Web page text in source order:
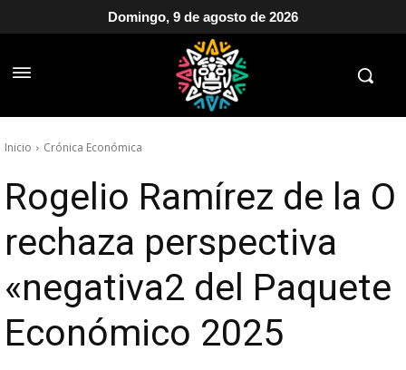
Domingo, 9 de agosto de 2026
Inicio Crónica Económica
Rogelio Ramírez de la O
rechaza perspectiva
«negativa2 del Paquete
Económico 2025